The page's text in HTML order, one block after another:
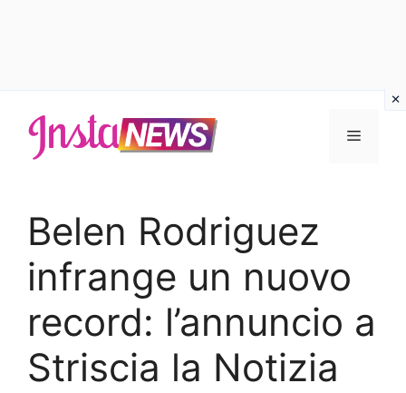
contenuto
Menu
Belen Rodriguez
infrange un nuovo
record: l’annuncio a
Striscia la Notizia